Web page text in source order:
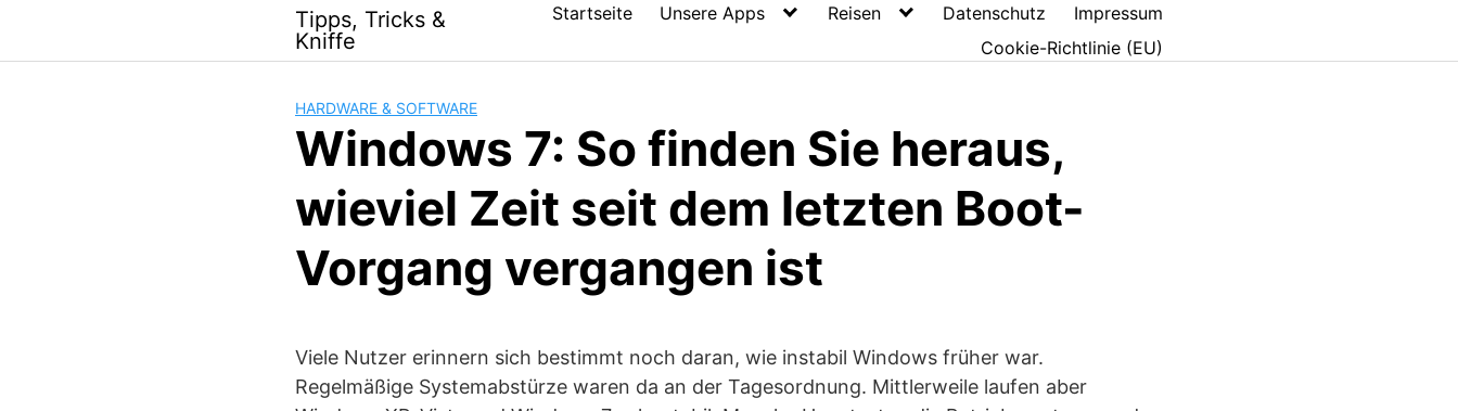
content
Tipps, Tricks &
Kniffe
Startseite Unsere Apps Reisen Datenschutz
Impressum
Cookie-Richtlinie (EU)
HARDWARE & SOFTWARE
Windows 7: So finden Sie heraus,
wieviel Zeit seit dem letzten Boot-
Vorgang vergangen ist
Viele Nutzer erinnern sich bestimmt noch daran, wie instabil Windows früher war.
Regelmäßige Systemabstürze waren da an der Tagesordnung. Mittlerweile laufen aber